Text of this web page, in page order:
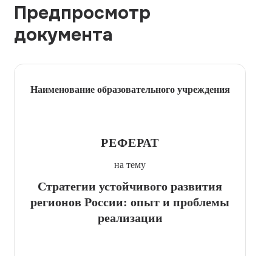
Предпросмотр
документа
Наименование образовательного учреждения
РЕФЕРАТ
на тему
Стратегии устойчивого развития
регионов России: опыт и проблемы
реализации